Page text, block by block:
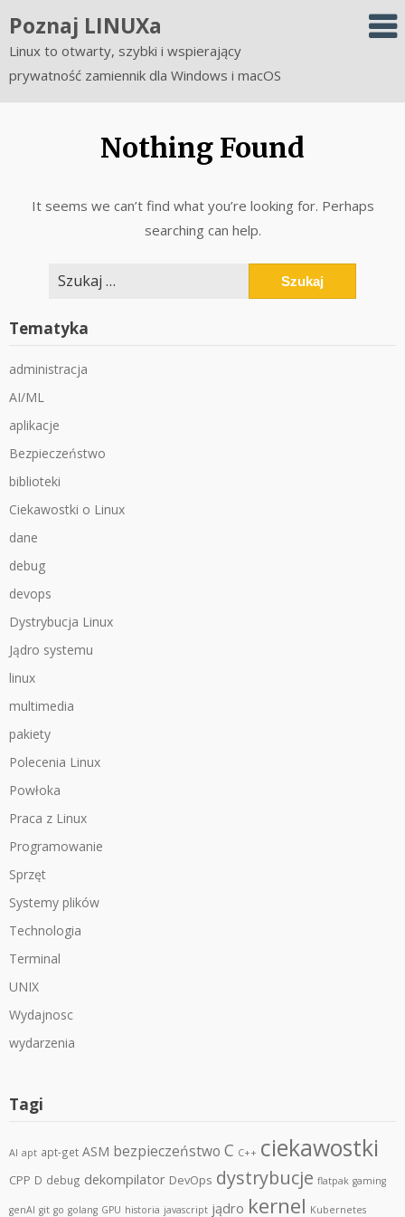
to
content
Poznaj LINUXa
Linux to otwarty, szybki i wspierający
prywatność zamiennik dla Windows i macOS
Nothing Found
It seems we can’t find what you’re looking for. Perhaps
searching can help.
Tematyka
administracja
AI/ML
aplikacje
Bezpieczeństwo
biblioteki
Ciekawostki o Linux
dane
debug
devops
Dystrybucja Linux
Jądro systemu
linux
multimedia
pakiety
Polecenia Linux
Powłoka
Praca z Linux
Programowanie
Sprzęt
Systemy plików
Technologia
Terminal
UNIX
Wydajnosc
wydarzenia
Tagi
AI apt apt-get ASM bezpieczeństwo C C++ ciekawostki
CPP D debug dekompilator DevOps dystrybucje flatpak gaming
genAI git go golang GPU historia javascript jądro kernel Kubernetes